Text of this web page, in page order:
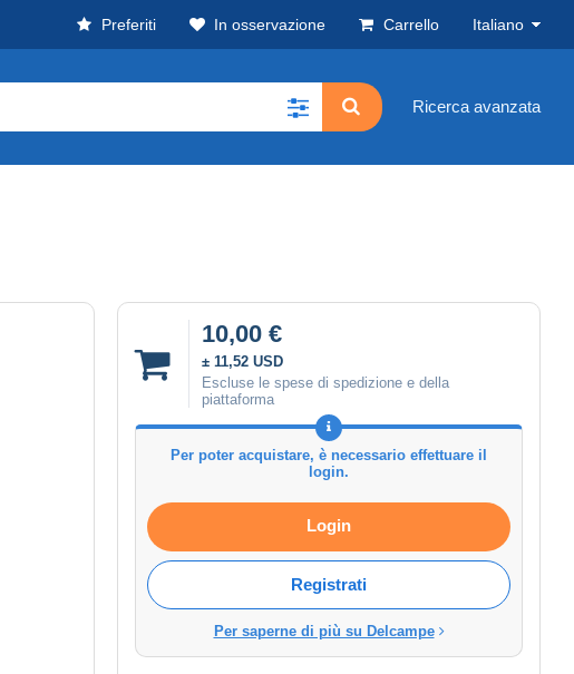
Preferiti In osservazione Carrello Italiano
Ricerca avanzata
10,00 €
± 11,52 USD
Escluse le spese di spedizione e della
piattaforma
Per poter acquistare, è necessario effettuare il
login.
Login
Registrati
Per saperne di più su Delcampe